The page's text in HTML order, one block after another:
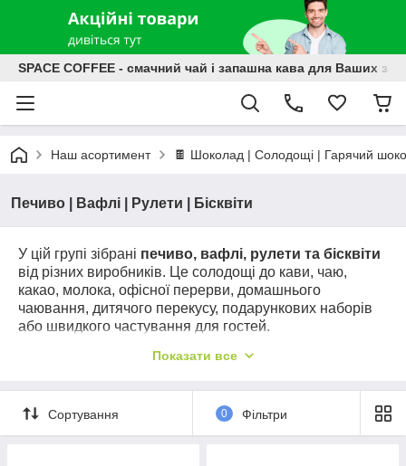
SPACE COFFEE - смачний чай і запашна кава для Ваших
Наш асортимент 🍫 Шоколад | Солодощі | Гарячий
Печиво | Вафлі | Рулети | Бісквіти
У цій групі зібрані печиво, вафлі, рулети та бісквіти
від різних виробників. Це солодощі до кави, чаю,
какао, молока, офісної перерви, домашнього
чаювання, дитячого перекусу, подарункових наборів
або швидкого частування для гостей.
Обирайте печиво та вафлі за смаком, брендом,
хрусткі вафлі, ніжні бісквіти, м’які рулети з кремом,
класичне печиво до чаю або солодощі для сімейного
запасу.
Показати все
Сортування 0 Фільтри